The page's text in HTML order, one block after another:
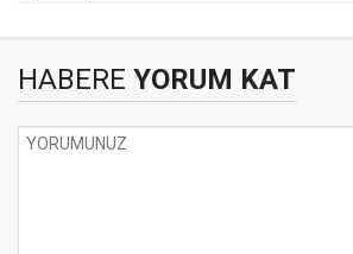
HABERE YORUM KAT